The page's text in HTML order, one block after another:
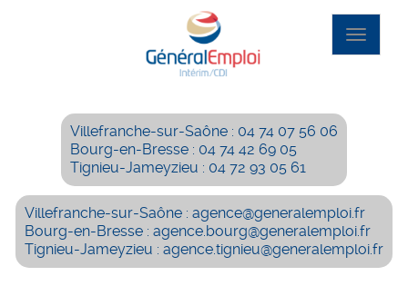
Villefranche-sur-Saône : 04 74 07 56 06
Bourg-en-Bresse : 04 74 42 69 05
Tignieu-Jameyzieu : 04 72 93 05 61
Villefranche-sur-Saône : agence@generalemploi.fr
Bourg-en-Bresse : agence.bourg@generalemploi.fr
Tignieu-Jameyzieu : agence.tignieu@generalemploi.fr
Toggle